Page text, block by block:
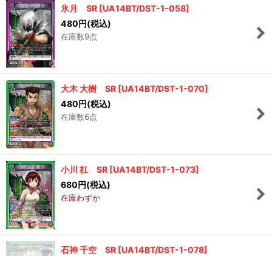
氷月 SR [UA14BT/DST-1-058]
480円(税込)
在庫数9点
大木 大樹 SR [UA14BT/DST-1-070]
480円(税込)
在庫数6点
小川 杠 SR [UA14BT/DST-1-073]
680円(税込)
在庫わずか
石神 千空 SR [UA14BT/DST-1-078]